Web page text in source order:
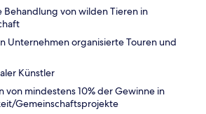
von wilden Tieren in
Unternehmen organisierte Touren und
Künstler
von mindestens 10% der Gewinne in
Gemeinschaftsprojekte